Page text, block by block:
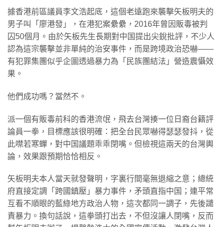
據香港前區議員李文浩起底，這個老遠跑來襲擊矢板明夫的
男子叫「廖港發」，在港犯案纍纍，2016年曾因販毒被判
囚50個月。由於矢板先生長期對中国提出尖銳批評，不少人
認為這宗襲擊並非單純的治安事件，而是跨境政治恐嚇——
有犯罪集團似乎企圖透過暴力為「民族團結法」營造震懾效
果。
他們成功嗎？當然不。
派一個有販毒前科的香港流氓，飛去台灣揍一位日裔台籍評
論員一拳，目標應該很明確：把全台民眾嚇得瑟瑟發抖，從
此噤若寒蟬，對中国議題乖乖閉嘴。但檢視這兩天的台灣輿
論，效果跟預期恰恰相反。
矢板明夫本人當天就發聲明，字裏行間毫無退縮之意；總統
府直接定調「跨國鎮壓」暴力事件，矛頭直指中国；連平常
互看不順眼的藍綠地方政治人物，這次都同一調子，先後譴
責暴力。換句話說，這拳頭打出去，不但沒讓人閉嘴，反而